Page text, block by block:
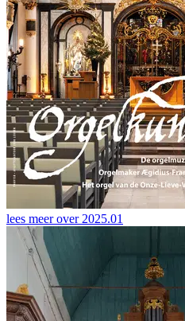
lees meer over2025.01